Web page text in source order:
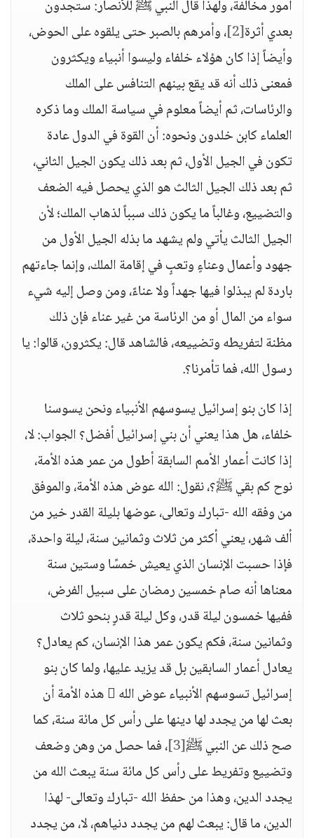
أمور مخالفة، ولهذا قال النبي ﷺ للأنصار: ستجدون
بعدي أثرة[2] ، وأمرهم بالصبر حتى يلقوه على الحوض،
وأيضاً إذا كان هؤلاء خلفاء وليسوا أنبياء ويكثرون
فمعنى ذلك أنه قد يقع بينهم التنافس على الملك
والرئاسات، ثم أيضاً معلوم في سياسة الملك وما ذكره
العلماء كابن خلدون ونحوه: أن القوة في الدول عادة
تكون في الجيل الأول، ثم بعد ذلك يكون الجيل الثاني،
ثم بعد ذلك الجيل الثالث هو الذي يحصل فيه الضعف
والتضييع، وغالباً ما يكون ذلك سبباً لذهاب الملك؛ لأن
الجيل الثالث يأتي ولم يشهد ما بذله الجيل الأول من
جهود وأعمال وعناءٍ وتعبٍ في إقامة الملك، وإنما جاءتهم
باردة لم يبذلوا فيها جهداً ولا عناءً، ومن وصل إليه شيء
سواء من المال أو من الرئاسة من غير عناء فإن ذلك
مظنة لتفريطه وتضييعه، فالشاهد قال: يكثرون، قالوا: يا
رسول الله، فما تأمرنا؟.
إذا كان بنو إسرائيل يسوسهم الأنبياء ونحن يسوسنا
خلفاء، هل هذا يعني أن بني إسرائيل أفضل؟ الجواب: لا،
إذا كانت أعمار الأمم السابقة أطول من عمر هذه الأمة،
نوح كم بقي ﷺ؟، نقول: الله عوض هذه الأمة، والموفق
من وفقه الله -تبارك وتعالى، عوضها بليلة القدر خير من
ألف شهر، يعني أكثر من ثلاث وثمانين سنة، ليلة واحدة،
فإذا حسبت الإنسان الذي يعيش خمسًا وستين سنة
معناها أنه صام خمسين رمضان على سبيل الفرض،
ففيها خمسون ليلة قدر، وكل ليلة قدرٍ بنحو ثلاث
وثمانين سنة، فكم يكون عمر هذا الإنسان، كم يعادل؟
يعادل أعمار السابقين بل قد يزيد عليها، ولما كان بنو
إسرائيل تسوسهم الأنبياء عوض الله  هذه الأمة أن
بعث لها من يجدد لها دينها على رأس كل مائة سنة، كما
صح ذلك عن النبي ﷺ[3] ، فما حصل من وهن وضعف
وتضييع وتفريط على رأس كل مائة سنة يبعث الله من
يجدد الدين، وهذا من حفظ الله -تبارك وتعالى- لهذا
الدين، ما قال: يبعث لهم من يجدد دنياهم، لا، من يجدد